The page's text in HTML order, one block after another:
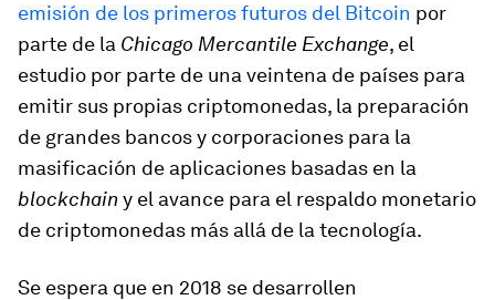
emisión de los primeros futuros del Bitcoin por
parte de la Chicago Mercantile Exchange, el
estudio por parte de una veintena de países para
emitir sus propias criptomonedas, la preparación
de grandes bancos y corporaciones para la
masificación de aplicaciones basadas en la
blockchainy el avance para el respaldo monetario
de criptomonedas más allá de la tecnología.
Se espera que en 2018 se desarrollen